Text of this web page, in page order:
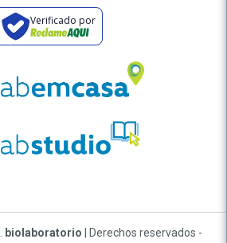
Verificado por
biolaboratorio | Derechos reservados -